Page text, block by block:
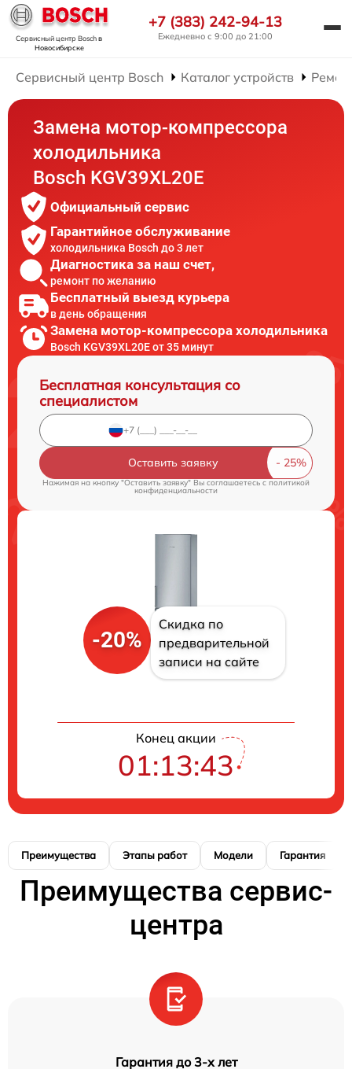
Сервисный центр Boschв
Новосибирске
+7 (383) 242-94-13
Ежедневно с 9:00 до 21:00
Сервисный центр Bosch Каталог устройств
Замена мотор-компрессора
холодильника
Bosch KGV39XL20E
Официальный сервис
Гарантийное обслуживание
холодильника Bosch до 3 лет
Диагностика за наш счет,
ремонт по желанию
Бесплатный выезд курьера
в день обращения
Замена мотор-компрессора холодильника
Bosch KGV39XL20E от 35 минут
Бесплатная консультация со
специалистом
Оставить заявку
Нажимая на кнопку "Оставить заявку" Вы соглашаетесь cполитикой
конфиденциальности
-20%
Скидка по
предварительной
записи на сайте
Конец акции
01:13:42
Преимущества Этапы работ Модели Гарантия
Преимущества сервис-
центра
Гарантия до 3-х лет